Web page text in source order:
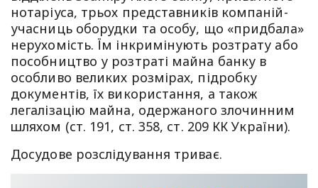
нотаріуса, трьох представників компаній-
учасниць оборудки та особу, що «придбала»
нерухомість. Їм інкримінують розтрату або
пособництво у розтраті майна банку в
особливо великих розмірах, підробку
документів, їх використання, а також
легалізацію майна, одержаного злочинним
шляхом (ст. 191, ст. 358, ст. 209 КК України).
Досудове розслідування триває.